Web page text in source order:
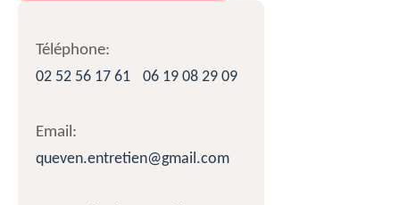
Téléphone:
02 52 56 17 61
06 19 08 29 09
Email:
queven.entretien@gmail.com